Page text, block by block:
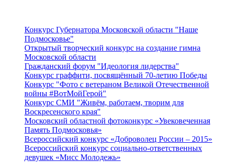
Конкурс Губернатора Московской области "Наше
Подмосковье"
Открытый творческий конкурс на создание гимна
Московской области
Гражданский форум "Идеология лидерства"
Конкурс граффити, посвящённый 70-летию Победы
Конкурс "Фото с ветераном Великой Отечественной
войны #ВотМойГерой"
Конкурс СМИ "Живём, работаем, творим для
Воскресенского края"
Московский областной фотоконкурс «Увековеченная
Память Подмосковья»
Всероссийский конкурс «Доброволец России – 2015»
Всероссийский конкурс социально-ответственных
девушек «Мисс Молодежь»